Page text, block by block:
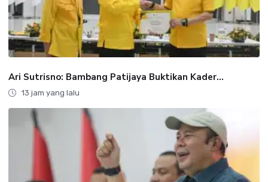
Ari Sutrisno: Bambang Patijaya Buktikan Kader...
13 jam yang lalu